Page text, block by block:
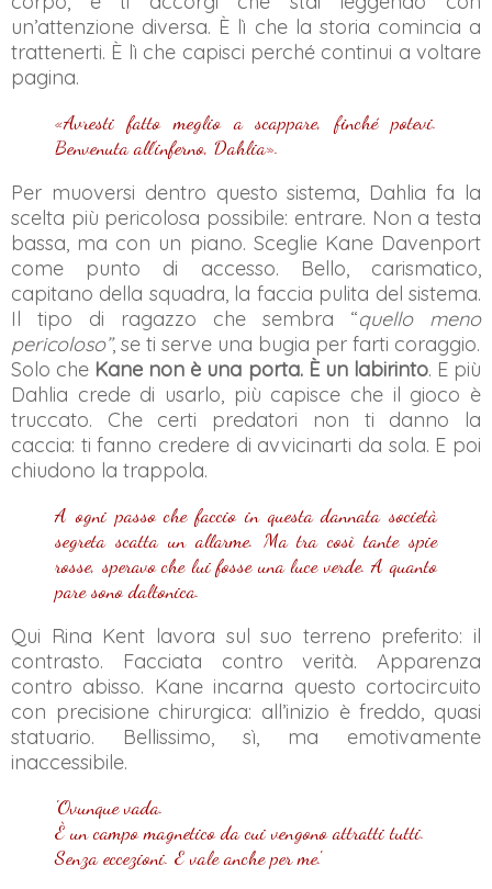
un’attenzione diversa. È lì che la storia comincia a
trattenerti. È lì che capisci perché continui a voltare
pagina.
«Avresti fatto meglio a scappare, finché potevi.
Benvenuta all’inferno, Dahlia».
Per muoversi dentro questo sistema, Dahlia fa la
scelta più pericolosa possibile: entrare. Non a testa
bassa, ma con un piano. Sceglie Kane Davenport
come punto di accesso. Bello, carismatico,
capitano della squadra, la faccia pulita del sistema.
Il tipo di ragazzo che sembra “quello meno
pericoloso”, se ti serve una bugia per farti coraggio.
Solo che Kane non è una porta. È un labirinto. E più
Dahlia crede di usarlo, più capisce che il gioco è
truccato. Che certi predatori non ti danno la
caccia: ti fanno credere di avvicinarti da sola. E poi
chiudono la trappola.
A ogni passo che faccio in questa dannata società
segreta scatta un allarme. Ma tra così tante spie
rosse, speravo che lui fosse una luce verde. A quanto
pare sono daltonica.
Qui Rina Kent lavora sul suo terreno preferito: il
contrasto. Facciata contro verità. Apparenza
contro abisso. Kane incarna questo cortocircuito
con precisione chirurgica: all’inizio è freddo, quasi
statuario. Bellissimo, sì, ma emotivamente
inaccessibile.
'Ovunque vada.
È un campo magnetico da cui vengono attratti tutti.
Senza eccezioni. E vale anche per me.'